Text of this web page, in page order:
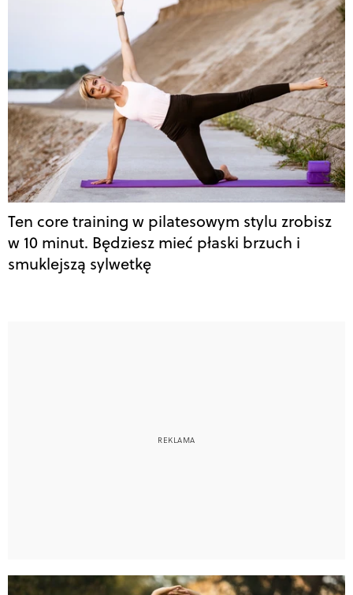
Ten core training w pilatesowym stylu zrobisz
w 10 minut. Będziesz mieć płaski brzuch i
smuklejszą sylwetkę